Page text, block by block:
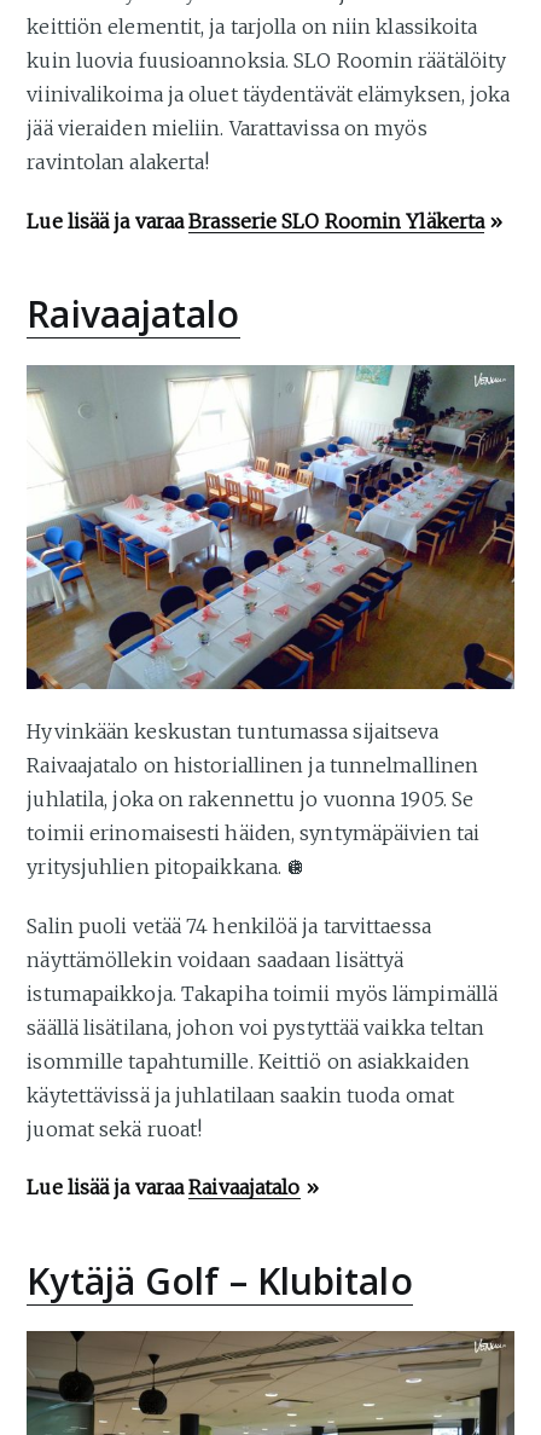
keittiön elementit, ja tarjolla on niin klassikoita
kuin luovia fuusioannoksia. SLO Roomin räätälöity
viinivalikoima ja oluet täydentävät elämyksen, joka
jää vieraiden mieliin. Varattavissa on myös
ravintolan alakerta!
Lue lisää ja varaaBrasserie SLO Roomin Yläkerta»
Raivaajatalo
Hyvinkään keskustan tuntumassa sijaitseva
Raivaajatalo on historiallinen ja tunnelmallinen
juhlatila, joka on rakennettu jo vuonna 1905. Se
toimii erinomaisesti häiden, syntymäpäivien tai
yritysjuhlien pitopaikkana. 🪩
Salin puoli vetää 74 henkilöä ja tarvittaessa
näyttämöllekin voidaan saadaan lisättyä
istumapaikkoja. Takapiha toimii myös lämpimällä
säällä lisätilana, johon voi pystyttää vaikka teltan
isommille tapahtumille. Keittiö on asiakkaiden
käytettävissä ja juhlatilaan saakin tuoda omat
juomat sekä ruoat!
Lue lisää ja varaaRaivaajatalo »
Kytäjä Golf – Klubitalo